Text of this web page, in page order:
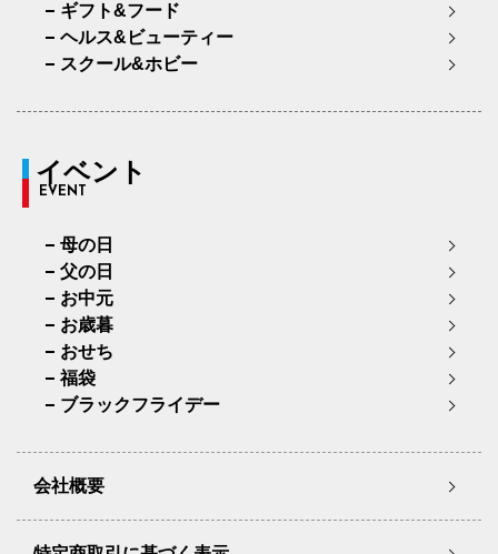
ギフト&フード
ヘルス&ビューティー
スクール&ホビー
イベント
EVENT
母の日
父の日
お中元
お歳暮
おせち
福袋
ブラックフライデー
会社概要